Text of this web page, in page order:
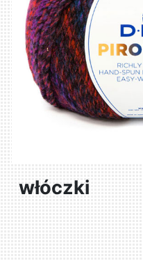
włóczki